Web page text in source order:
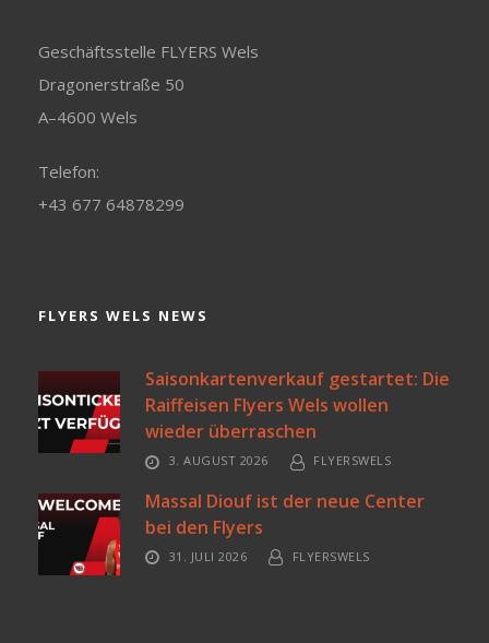
Geschäftsstelle FLYERS Wels
Dragonerstraße 50
A–4600 Wels
Telefon:
+43 677 64878299
FLYERS WELS NEWS
Saisonkartenverkauf gestartet: Die
Raiffeisen Flyers Wels wollen
wieder überraschen
3. AUGUST 2026 FLYERSWELS
Massal Diouf ist der neue Center
bei den Flyers
31. JULI 2026 FLYERSWELS